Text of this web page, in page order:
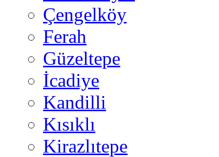
Çengelköy
Ferah
Güzeltepe
İcadiye
Kandilli
Kısıklı
Kirazlıtepe